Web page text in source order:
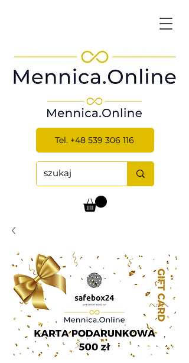
Tel. +48 539 306 116